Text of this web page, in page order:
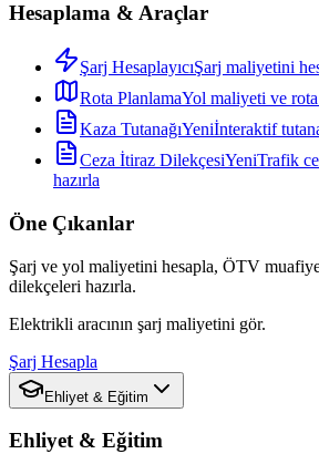
Hesaplama & Araçlar
Şarj HesaplayıcıŞarj maliyetini
Rota PlanlamaYol maliyeti ve rota
Kaza TutanağıYeniİnteraktif
Ceza İtiraz DilekçesiYeniTrafik
hazırla
Öne Çıkanlar
Şarj ve yol maliyetini hesapla, ÖTV
dilekçeleri hazırla.
Elektrikli aracının şarj maliyetini gör.
Şarj Hesapla
Ehliyet & Eğitim
Ehliyet & Eğitim